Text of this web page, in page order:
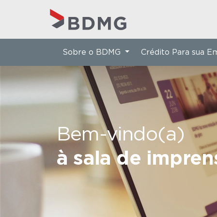
Bem-vindo(a)
à sala de
Sobre o BDMG Crédito Para sua